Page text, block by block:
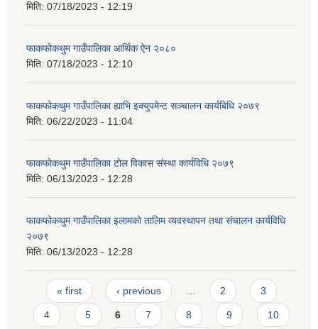
मिति: 07/18/2023 - 12:19
फाकफोकथुम गाउँपालिका आर्थिक ऐन २०८०
मिति: 07/18/2023 - 12:10
फाकफोकथुम गाउँपालिका ह्याभि इक्युपमेन्ट सञ्चालन कार्यबिधि २०७९
मिति: 06/22/2023 - 11:04
फाकफोकथुम गाउँपालिका टोल विकास संस्था कार्यविधि २०७९
मिति: 06/13/2023 - 12:28
फाकफोकथुम गाउँपालिका इलामको तालिम व्यवस्थापन तथा संचालन कार्यविधि
२०७९
मिति: 06/13/2023 - 12:28
Pages
« first ‹ previous 2 3
4 5 6 7 8 9 10